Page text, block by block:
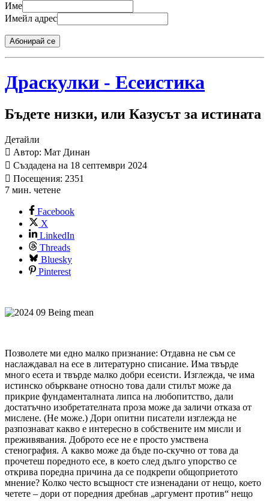
Име
Имейл адрес
Абонирай се
Драскулки - Есеистика
Бъдете низки, или Казусът за истината
Детайли
Автор: Мат Динан
Създадена на 18 септември 2024
Посещения: 2351
7 мин. четене
Facebook
X
LinkedIn
Threads
Bluesky
Pinterest
Позволете ми едно малко признание: Отдавна не съм се
наслаждавал на есе в литературно списание. Има твърде
много есета и твърде малко добри есеисти. Изглежда, че има
истинско объркване относно това дали стилът може да
прикрие фундаменталната липса на любопитство, дали
достатъчно изобретателната проза може да заличи отказа от
мислене. (Не може.) Дори опитни писатели изглежда не
разпознават какво е интересно в собствените им мисли и
преживявания. Доброто есе не е просто умствена
стенография. А какво може да бъде по-скучно от това да
прочетеш поредното есе, в което след дълго упорство се
открива поредна причина да се подкрепи общоприетото
мнение? Колко често всъщност сте изненадани от нещо, което
четете – дори от поредния дребнав „аргумент против“ нещо